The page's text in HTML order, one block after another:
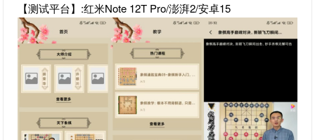
【测试平台】:红米Note 12T Pro/澎湃2/安卓15